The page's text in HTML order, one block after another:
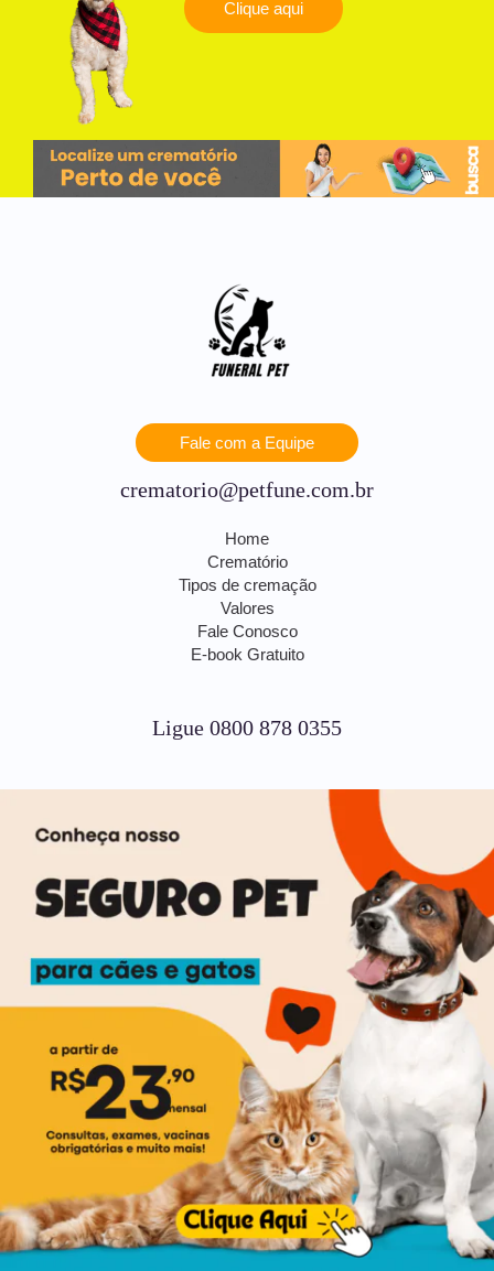
Clique aqui
Fale com a Equipe
crematorio@petfune.com.br
Home
Crematório
Tipos de cremação
Valores
Fale Conosco
E-book Gratuito
Ligue 0800 878 0355